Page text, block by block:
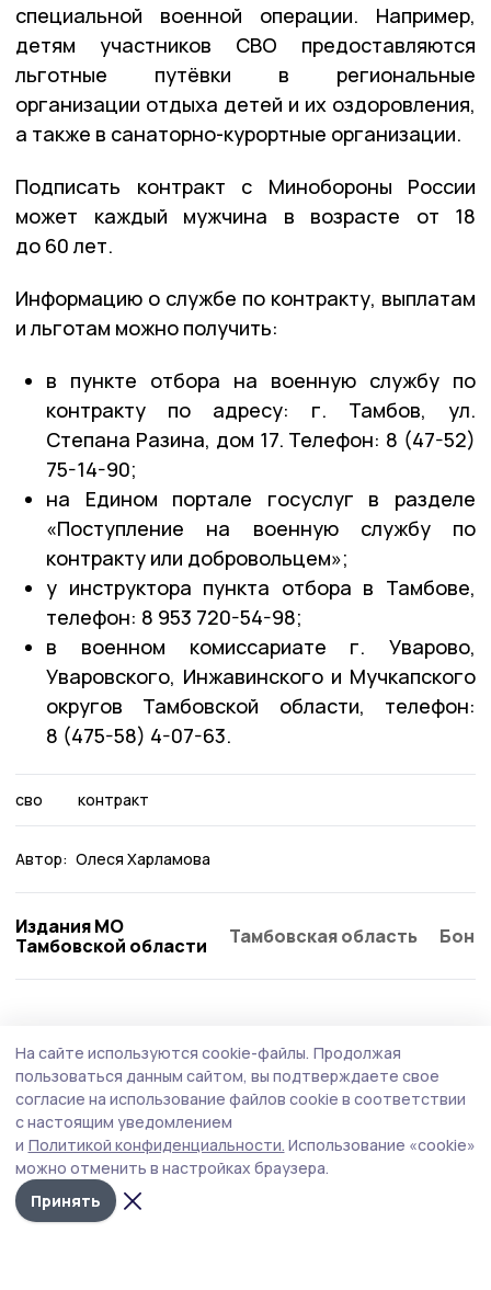
специальной военной операции. Например,
детям участников СВО предоставляются
льготные путёвки в региональные
организации отдыха детей и их оздоровления,
а также в санаторно-курортные организации.
Подписать контракт с Минобороны России
может каждый мужчина в возрасте от 18
до 60 лет.
Информацию о службе по контракту, выплатам
и льготам можно получить:
в пункте отбора на военную службу по
контракту по адресу: г. Тамбов, ул.
Степана Разина, дом 17. Телефон: 8 (47-52)
75-14-90;
на Едином портале госуслуг в разделе
«Поступление на военную службу по
контракту или добровольцем»;
у инструктора пункта отбора в Тамбове,
телефон: 8 953 720-54-98;
в военном комиссариате г. Уварово,
Уваровского, Инжавинского и Мучкапского
округов Тамбовской области, телефон:
8 (475-58) 4-07-63.
сво контракт
Автор: Олеся Харламова
Издания МО
Тамбовской области
Тамбовская область
«Защита для ребенка» — новая подписка
«Ростелекома» позаботится о
кибербезопасности подрастающего
поколения
На сайте используются cookie-файлы. Продолжая
пользоваться данным сайтом, вы подтверждаете свое
согласие на использование файлов cookie в соответствии
с настоящим уведомлением
и Политикой конфиденциальности. Использование «cookie»
можно отменить в настройках браузера.
Принять